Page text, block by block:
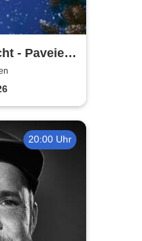
- Paveier
20:00 Uhr